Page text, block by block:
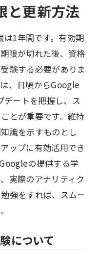
と更新方法
は1年間です。有効期
限が切れた後、資格
験する必要がありま
、日頃からGoogle
ートを把握し、ス
とが重要です。維持
識を示すものとし
ップに有効活用でき
の提供する学
実際のアナリティク
強をすれば、スムー
について